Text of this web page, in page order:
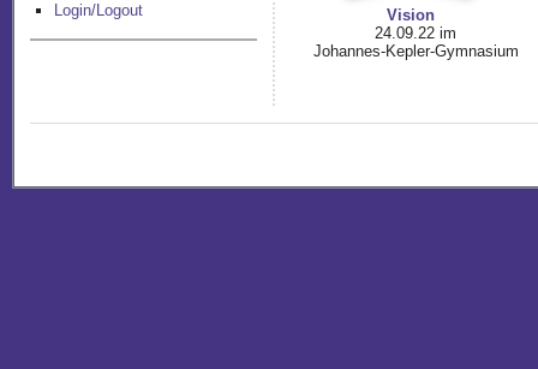
Login/Logout
Vision
24.09.22 im
Johannes-Kepler-Gymnasium